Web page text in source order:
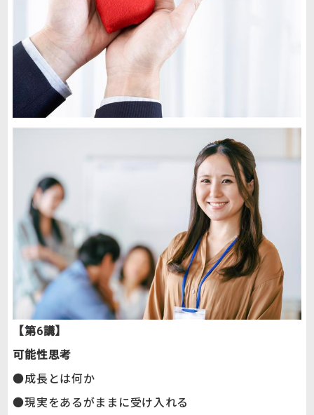
【第6講】
可能性思考
●成長とは何か
●現実をあるがままに受け入れる